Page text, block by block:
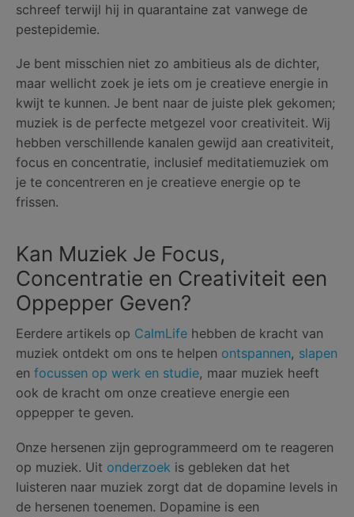
schreef terwijl hij in quarantaine zat vanwege de
pestepidemie.
Je bent misschien niet zo ambitieus als de dichter,
maar wellicht zoek je iets om je creatieve energie in
kwijt te kunnen. Je bent naar de juiste plek gekomen;
muziek is de perfecte metgezel voor creativiteit. Wij
hebben verschillende kanalen gewijd aan creativiteit,
focus en concentratie, inclusief meditatiemuziek om
je te concentreren en je creatieve energie op te
frissen.
Kan Muziek Je Focus,
Concentratie en Creativiteit een
Oppepper Geven?
Eerdere artikels op CalmLife hebben de kracht van
muziek ontdekt om ons te helpen ontspannen, slapen
en focussen op werk en studie, maar muziek heeft
ook de kracht om onze creatieve energie een
oppepper te geven.
Onze hersenen zijn geprogrammeerd om te reageren
op muziek. Uit onderzoek is gebleken dat het
luisteren naar muziek zorgt dat de dopamine levels in
de hersenen toenemen. Dopamine is een